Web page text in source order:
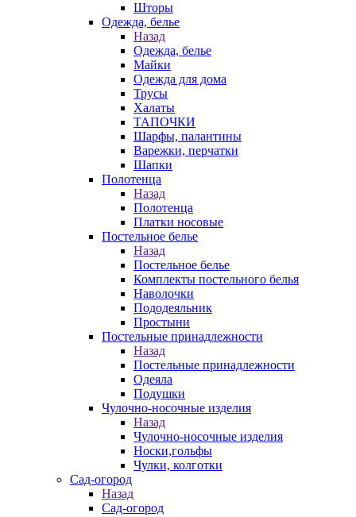
Шторы
Одежда, белье
Назад
Одежда, белье
Майки
Одежда для дома
Трусы
Халаты
ТАПОЧКИ
Шарфы, палантины
Варежки, перчатки
Шапки
Полотенца
Назад
Полотенца
Платки носовые
Постельное белье
Назад
Постельное белье
Комплекты постельного белья
Наволочки
Пододеяльник
Простыни
Постельные принадлежности
Назад
Постельные принадлежности
Одеяла
Подушки
Чулочно-носочные изделия
Назад
Чулочно-носочные изделия
Носки,гольфы
Чулки, колготки
Сад-огород
Назад
Сад-огород